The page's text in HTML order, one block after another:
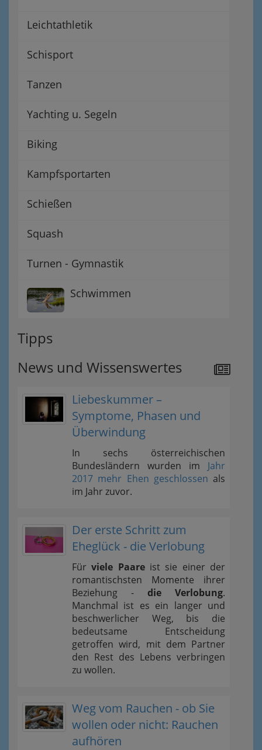
Leichtathletik
Schisport
Tanzen
Yachting u. Segeln
Biking
Kampfsportarten
Schießen
Squash
Turnen - Gymnastik
Schwimmen
Tipps
News und Wissenswertes
Liebeskummer –
Symptome, Phasen und
Überwindung
In sechs österreichischen
Bundesländern wurden im Jahr
2017 mehr Ehen geschlossen als
im Jahr zuvor.
Der erste Schritt zum
Eheglück - die Verlobung
Fürviele Paareist sie einer der
romantischsten Momente ihrer
Beziehung - die Verlobung.
Manchmal ist es ein langer und
beschwerlicher Weg, bis die
bedeutsame Entscheidung
getroffen wird, mit dem Partner
den Rest des Lebens verbringen
zu wollen.
Weg vom Rauchen - ob Sie
wollen oder nicht: Rauchen
aufhören